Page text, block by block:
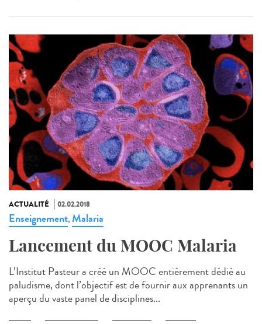
ACTUALITÉ 02.02.2018
Enseignement,Malaria
Lancement du MOOC Malaria
L’Institut Pasteur a créé un MOOC entièrement dédié au
paludisme, dont l’objectif est de fournir aux apprenants un
aperçu du vaste panel de disciplines...